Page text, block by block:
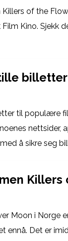
of the
Kino. Sjekk
til populære
nettsider,
å sikre seg
Moon i Norge
ennå. Det er